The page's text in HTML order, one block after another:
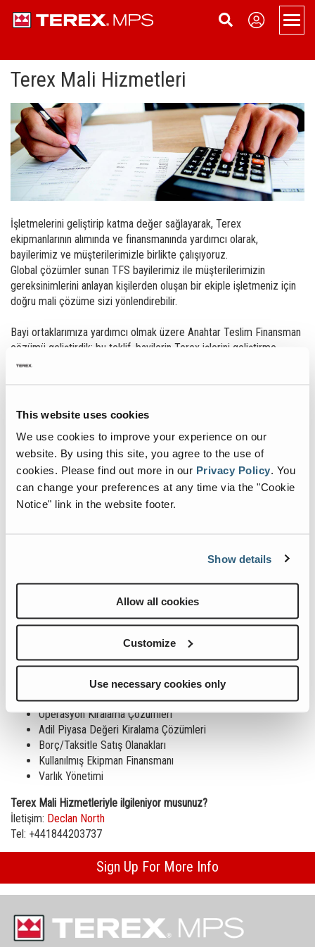
This website uses cookies
We use cookies to improve your experience on our
website. By using this site, you agree to the use of
cookies. Please find out more in our Privacy Policy. You
can change your preferences at any time via the "Cookie
Notice" link in the website footer.
Show details
Allow all cookies
Customize
Use necessary cookies only
Menu
Ürünler
Genel Bakış
Taşınabilir
Taşınabilir Çeneli Kırıcılar
Taşınabilir HSI Kırıcı
Taşınabilir VSI Kırıcı
Taşınabilir Elek
Sabit
Sabit Konik Kırıcı
Sabit HSI Kırıcı
Sabit VSI Kırıcı
Paletli Çeneli Kırıcı
Paletli Konik Kırıcı
Paletli Konveyörler
Destek
Uygulamalar
Yedek Parçalar ve Aşınan Parçalar
Bayi Girişi
Terex Mali Hizmetleri
Hakkımızda
Haberler
Etkinlikler
Firma Geçmişi
Kariyer
Bize Ulaşın
Terex Mali Hizmetleri
İşletmelerini geliştirip katma değer sağlayarak, Terex
ekipmanlarının alımında ve finansmanında yardımcı olarak,
bayilerimiz ve müşterilerimizle birlikte çalışıyoruz.
Global çözümler sunan TFS bayilerimiz ile müşterilerimizin
gereksinimlerini anlayan kişilerden oluşan bir ekiple işletmeniz için
doğru mali çözüme sizi yönlendirebilir.
Bayi ortaklarımıza yardımcı olmak üzere Anahtar Teslim Finansman
çözümü geliştirdik; bu teklif, bayilerin Terex işlerini geliştirme
potansiyelini maksimuma çıkarmak üzere tasarlanmıştır.
Demo Programları
Kira Satış Planları
Stok Programları
Programlar, çeşitli finansman sağlayıcılar aracılığıyla bölgeye
göre uygun hale getirilir.
TFS, son kullanıcı için kapsamlı bir finans ve kiralama olanağı paketi
İşletmenize değer katma konsepti bizim için kritik öneme sahiptir
yardımcı olabilir.
Bu olanaklar, her müşterinin bireysel ihtiyaçlarına uygun şekilde
geliştirilebilir ve uyarlanabilir.
Sunulan olanak ve hizmetler şu şekildedir:
Kiralama Çözümleri
Operasyon Kiralama Çözümleri
Adil Piyasa Değeri Kiralama Çözümleri
Borç/Taksitle Satış Olanakları
Kullanılmış Ekipman Finansmanı
Varlık Yönetimi
Terex Mali Hizmetleriyle ilgileniyor musunuz?
İletişim: Declan North
Tel: +441844203737
Sign Up For More Info